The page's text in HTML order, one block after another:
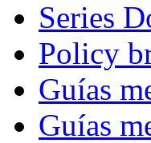
Series
Policy
Guías
Guías